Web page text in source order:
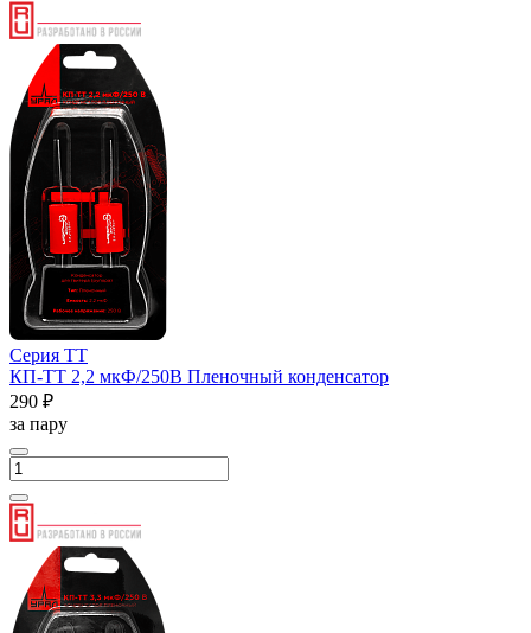
Серия ТТ
КП-ТТ 2,2 мкФ/250В Пленочный конденсатор
290 ₽
за пару